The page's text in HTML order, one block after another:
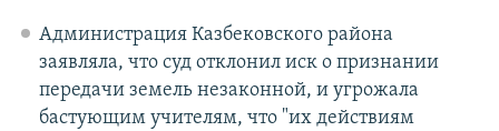
Администрация Казбековского района
заявляла, что суд отклонил иск о признании
передачи земель незаконной, и угрожала
бастующим учителям, что "их действиям